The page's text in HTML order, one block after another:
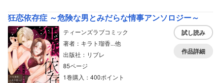
狂恋依存症 ～危険な男とみだらな情事アンソロジー～
ティーンズラブコミック
著者：キラト瑠香...他
出版社：リブレ
85ページ
1巻購入：400ポイント
試し読み
作品詳細